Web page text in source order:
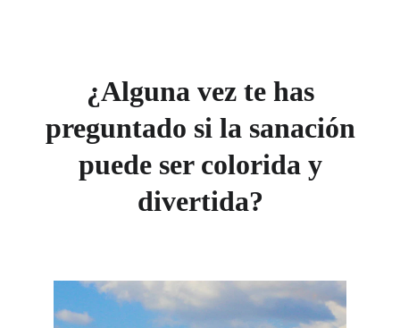
¿Alguna vez te has
preguntado si la sanación
puede ser colorida y
divertida?